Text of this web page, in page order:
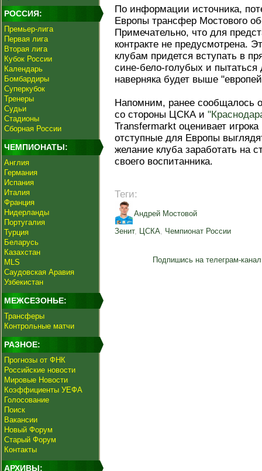
РОССИЯ:
Премьер-лига
Первая лига
Вторая лига
Кубок России
Календарь
Бомбардиры
Суперкубок
Тренеры
Судьи
Стадионы
Сборная России
ЧЕМПИОНАТЫ:
Англия
Германия
Испания
Италия
Франция
Нидерланды
Португалия
Турция
Беларусь
Казахстан
MLS
Саудовская Аравия
Узбекистан
МЕЖСЕЗОНЬЕ:
Трансферы
Контрольные матчи
РАЗНОЕ:
Прогнозы от ФНК
Российские новости
Мировые Новости
Коэффициенты УЕФА
Голосование
Поиск
Вакансии
Новый Форум
Старый Форум
Контакты
АРХИВЫ:
По информации источника,
Европы трансфер Мостового
Примечательно, что для
контракте не предусмотрена.
клубам придется вступать в
сине-бело-голубых и пытаться
наверняка будет выше
Напомним, ранее сообщалось
со стороны ЦСКА и
Transfermarkt оценивает
отступные для Европы
желание клуба заработать на
своего воспитанника.
Теги:
Андрей Мостовой
Зенит, ЦСКА, Чемпионат России
Подпишись на телеграм-